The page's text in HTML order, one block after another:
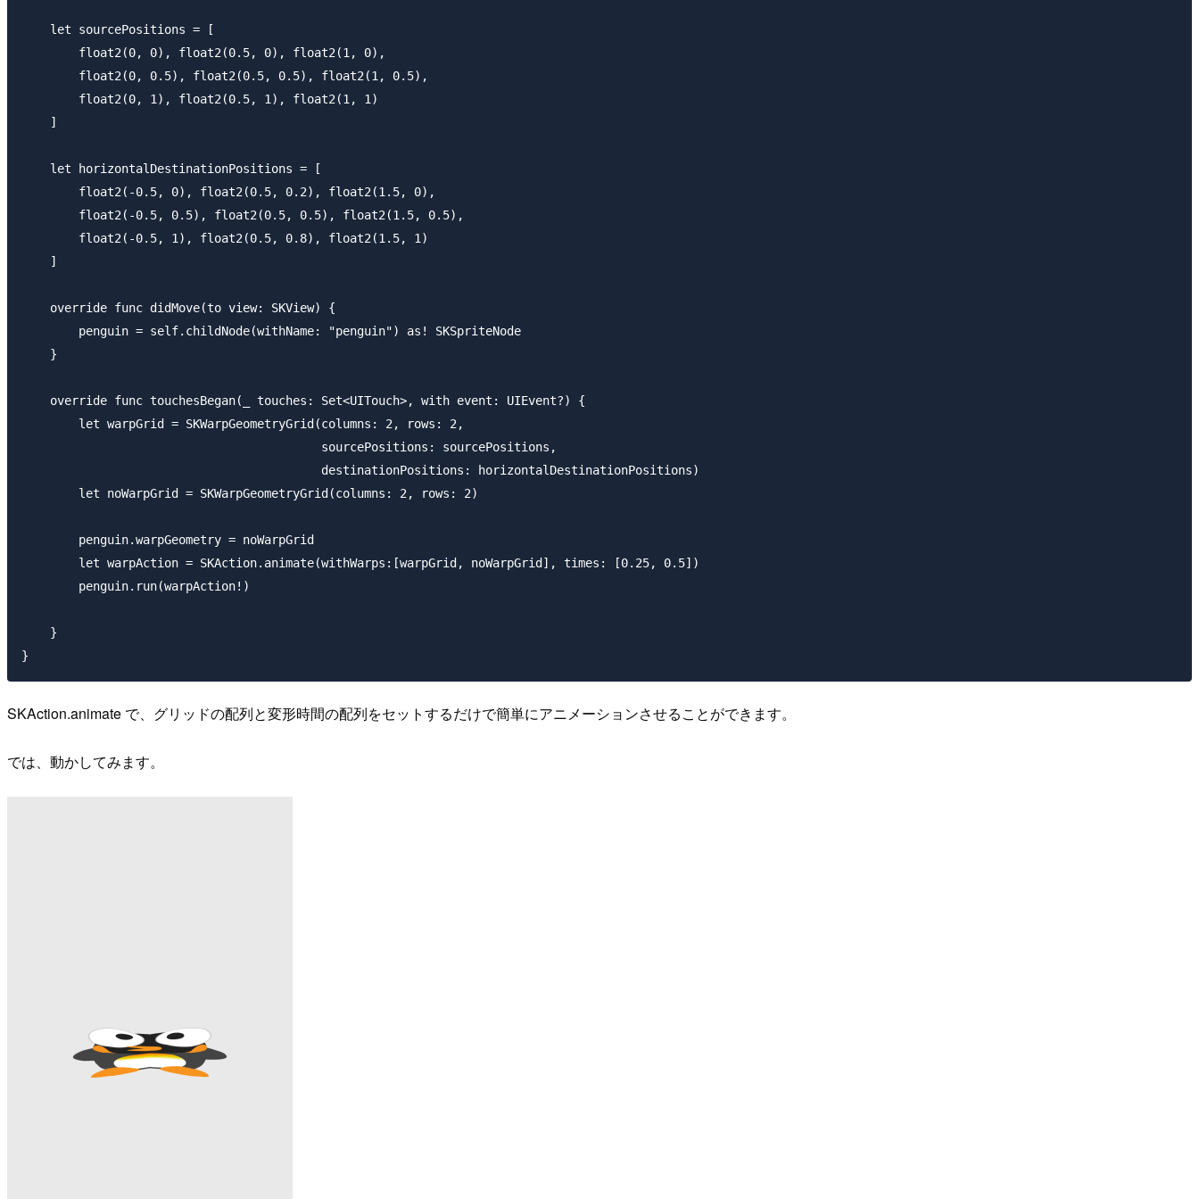
    let sourcePositions = [
        float2(0, 0), float2(0.5, 0), float2(1, 0),
        float2(0, 0.5), float2(0.5, 0.5), float2(1, 0.5),
        float2(0, 1), float2(0.5, 1), float2(1, 1)
    ]
    let horizontalDestinationPositions = [
        float2(-0.5, 0), float2(0.5, 0.2), float2(1.5, 0),
        float2(-0.5, 0.5), float2(0.5, 0.5), float2(1.5, 0.5),
        float2(-0.5, 1), float2(0.5, 0.8), float2(1.5, 1)
    ]
    override func didMove(to view: SKView) {
        penguin = self.childNode(withName: "penguin") as! SKSpriteNode
    }
    override func touchesBegan(_ touches: Set<UITouch>, with event: UIEvent?) {
        let warpGrid = SKWarpGeometryGrid(columns: 2, rows: 2,
                                          sourcePositions: sourcePositions,
                                          destinationPositions: horizontalDestinationPositions)
        let noWarpGrid = SKWarpGeometryGrid(columns: 2, rows: 2)
        penguin.warpGeometry = noWarpGrid
        let warpAction = SKAction.animate(withWarps:[warpGrid, noWarpGrid], times: [0.25, 0.5])
        penguin.run(warpAction!)
    }
SKAction.animate で、グリッドの配列と変形時間の配列をセットするだけで簡単にアニメーションさせることができます。
では、動かしてみます。